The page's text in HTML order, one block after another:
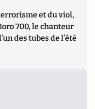
et du viol,
700, le chanteur
des tubes de l’été